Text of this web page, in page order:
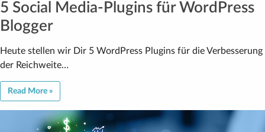
5 Social Media-Plugins für WordPress
Blogger
Heute stellen wir Dir 5 WordPress Plugins für die Verbesserung
der Reichweite…
Read More »